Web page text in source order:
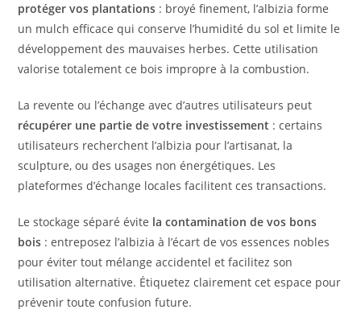
protéger vos plantations : broyé finement, l’albizia forme
un mulch efficace qui conserve l’humidité du sol et limite le
développement des mauvaises herbes. Cette utilisation
valorise totalement ce bois impropre à la combustion.
La revente ou l’échange avec d’autres utilisateurs peut
récupérer une partie de votre investissement : certains
utilisateurs recherchent l’albizia pour l’artisanat, la
sculpture, ou des usages non énergétiques. Les
plateformes d’échange locales facilitent ces transactions.
Le stockage séparé évite la contamination de vos bons
bois : entreposez l’albizia à l’écart de vos essences nobles
pour éviter tout mélange accidentel et facilitez son
utilisation alternative. Étiquetez clairement cet espace pour
prévenir toute confusion future.